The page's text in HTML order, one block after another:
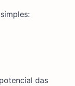
das